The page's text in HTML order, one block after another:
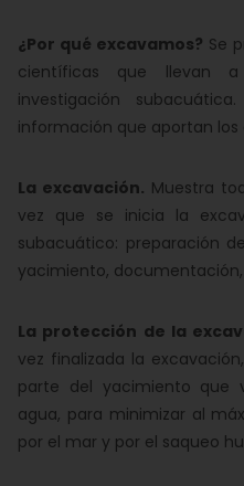
¿Por qué excavamos? Se
científicas que llevan
investigación
información que aportan
La excavación. Muestra
vez que se inicia la
subacuático: preparación
yacimiento,
La protección de la
vez finalizada la
parte del yacimiento que
agua, para minimizar al
por el mar y por el saqueo